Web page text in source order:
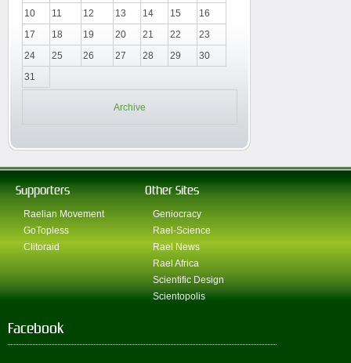
10
11 12 13 14 15
16
17
18 19 20 21 22
23
24
25 26 27 28 29
30
31
Archive
Supporters
Raelian Movement
GoTopless
Clitoraid
Other Sites
Geniocracy
Rael-Science
Rael News
Rael Africa
Scientific Design
Scientopolis
Facebook